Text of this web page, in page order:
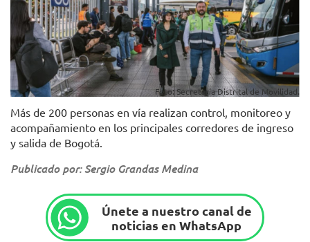
Foto: Secretaría Distrital de Movilidad.
Más de 200 personas en vía realizan control, monitoreo y
acompañamiento en los principales corredores de ingreso
y salida de Bogotá.
Publicado por: Sergio Grandas Medina
Únete a nuestro canal de
noticias en WhatsApp